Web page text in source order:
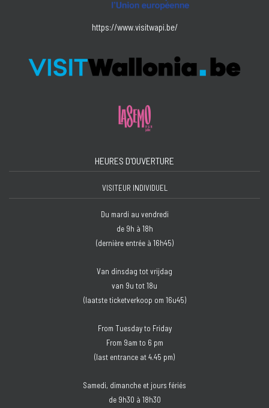
https://www.visitwapi.be/
HEURES D'OUVERTURE
VISITEUR INDIVIDUEL
Du mardi au vendredi
de 9h à 18h
(dernière entrée à 16h45)
Van dinsdag tot vrijdag
van 9u tot 18u
(laatste ticketverkoop om 16u45)
From Tuesday to Friday
From 9am to 6 pm
(last entrance at 4.45 pm)
Samedi, dimanche et jours fériés
de 9h30 à 18h30